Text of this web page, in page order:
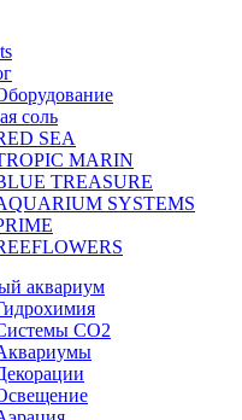
соль
SEA
MARIN
TREASURE
SYSTEMS
аквариум
СО2